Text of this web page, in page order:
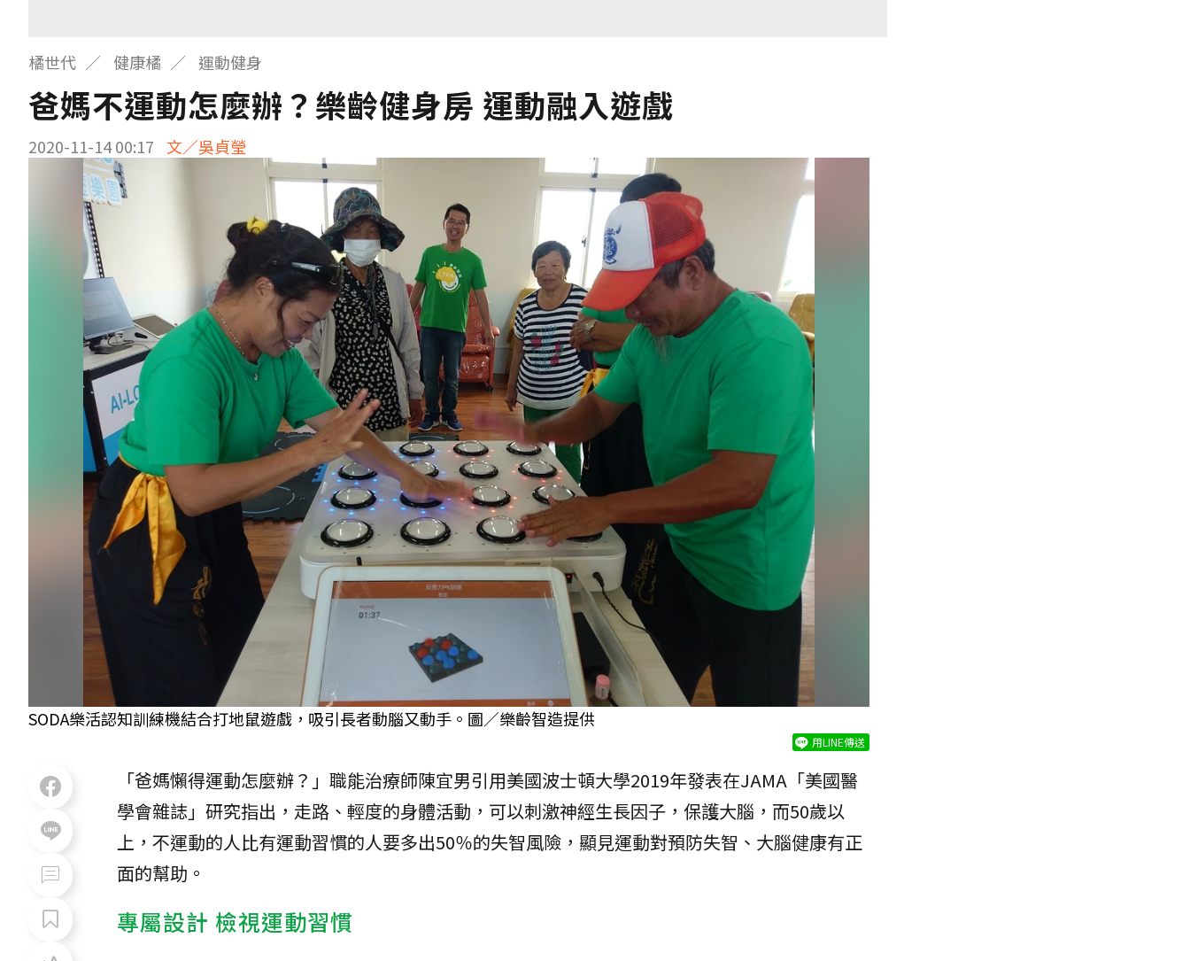
橘世代 健康橘 運動健身
爸媽不運動怎麼辦？樂齡健身房 運動融入遊戲
2020-11-14 00:17 文／吳貞瑩
SODA樂活認知訓練機結合打地鼠遊戲，吸引長者動腦又動手。圖／樂齡智造提供
用LINE傳送
「爸媽懶得運動怎麼辦？」職能治療師陳宜男引用美國波士頓大學2019年發表在JAMA「美國醫
學會雜誌」研究指出，走路、輕度的身體活動，可以刺激神經生長因子，保護大腦，而50歲以
上，不運動的人比有運動習慣的人要多出50％的失智風險，顯見運動對預防失智、大腦健康有正
面的幫助。
專屬設計 檢視運動習慣